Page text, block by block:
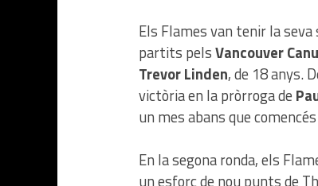
Els Flames van tenir la
partits pelsVancouver
Trevor Linden, de 18 anys.
victòria en la pròrroga de
un mes abans que
En la segona ronda, els
un esforç de nou punts de